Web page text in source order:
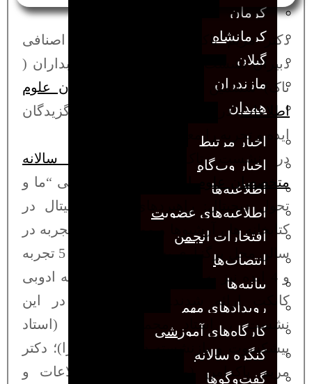
کرمان
کرمانشاه
گیلان
مازندران
همدان
اخبار مرتبط
اخبار وب‌گاه
اطلاعیه‌ها
اطلاعیه‌های عضویت
افتخارات انجمن
انتصاب‌ها
بیانیه‌ها
رویدادهای مهم
کارگاه‌های آموزشی
کنگره سالانه
گفت‌وگوها
دکتر مریم پاکدامن و دکتر امیرضا اصنافی
دبیران نشست تجربه‌ها و ایده‌های کتابداران (
تاک) ششمین
کنگره سالانه متخصصان علوم
اطلاعات، در مراسم اختتامیه کنگره برگزیدگان
ایده و تجربه را معرفی کردند.
در نشست تاک ششمین
کنگره سالانه
متخصصان علوم اطلاعات
با شعار اصلی “ما و
تحول دیجیتال: راهبردهای تحول دیجیتال در
کتابخانه ها ، آرشیوها و موزه ها”، دو تجربه در
سالن محل برگزاری به شکل شفاهی و 5 تجربه
و 4 ایده نیز به صورت آنلاین در سامانه ادوبی
کانکت ارائه شدند. داوران حاضر در این
نشست ، استاد محمود شمسبد (استاد
پیشکسوت و بازنشسته دانشگاه الزهرا)؛ دکتر
مریم پاکدامن (متخصص علوم اطلاعات و